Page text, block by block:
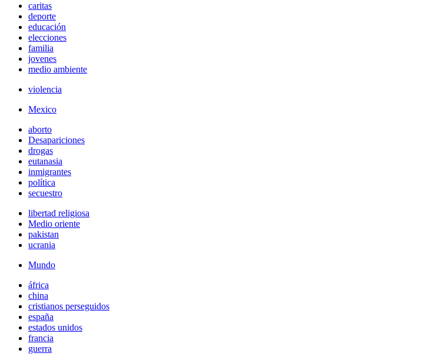
caritas
deporte
educación
elecciones
familia
jovenes
medio ambiente
violencia
Mexico
aborto
Desapariciones
drogas
eutanasia
inmigrantes
política
secuestro
libertad religiosa
Medio oriente
pakistan
ucrania
Mundo
áfrica
china
cristianos perseguidos
españa
estados unidos
francia
guerra